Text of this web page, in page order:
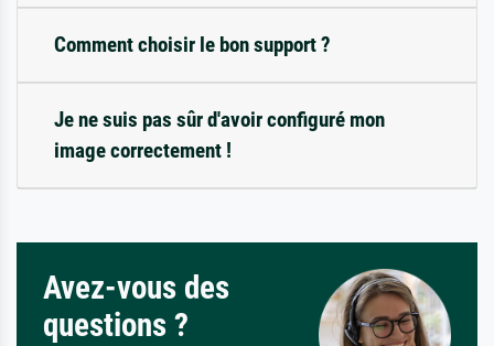
Comment choisir le bon support ?
Je ne suis pas sûr d'avoir configuré mon
image correctement !
Avez-vous des
questions ?